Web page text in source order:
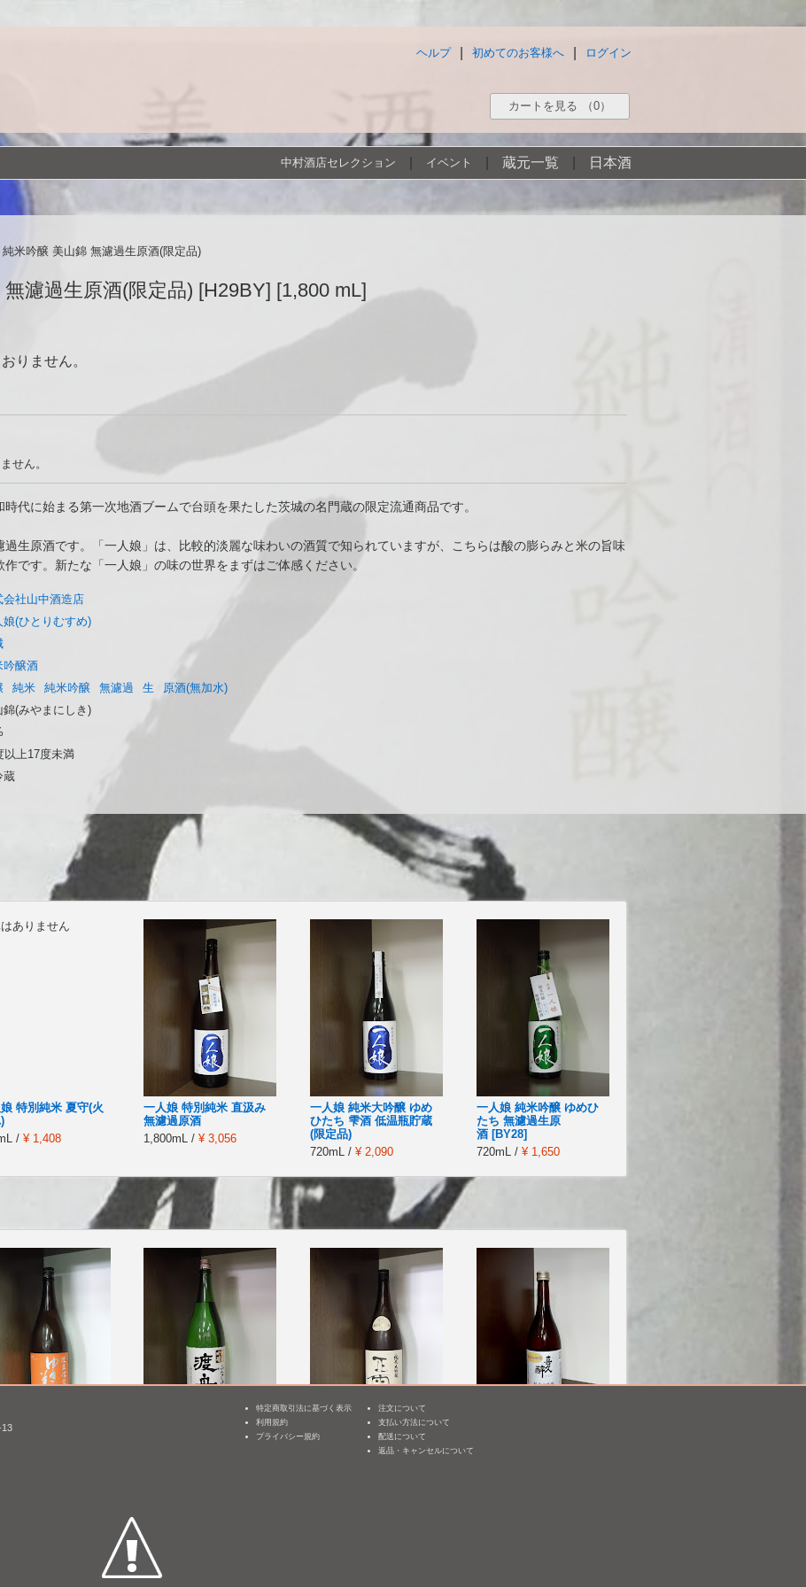
ログイン
初めてのお客様へ
ヘルプ
カートを見る （0）
中村酒店セレクション イベント 蔵元一覧 日本酒
米吟醸 美山錦 無濾過生原酒(限定品)
濾過生原酒(限定品) [H29BY] [1,800 mL]
りません。
せん。
代に始まる第一次地酒ブームで台頭を果たした茨城の名門蔵の限定流通商品です。
生原酒です。「一人娘」は、比較的淡麗な味わいの酒質で知られていますが、こちらは酸の膨らみと米の旨味
です。新たな「一人娘」の味の世界をまずはご体感ください。
会社山中酒造店
娘(ひとりむすめ)
吟醸酒
純米 純米吟醸 無濾過 生
原酒(無加水)
錦(みやまにしき)
以上17度未満
蔵
ありません
特別純米 夏守(火
/ ¥ 1,408
一人娘 特別純米 直汲み
無濾過原酒
1,800mL / ¥ 3,056
一人娘 純米大吟醸 ゆめ
ひたち 雫酒 低温瓶貯蔵
(限定品)
720mL / ¥ 2,090
一人娘 純米吟醸 ゆめひ
たち 無濾過生原
酒 [BY28]
720mL / ¥ 1,650
美人 純米吟醸 改
渡舟 純米吟醸 槽搾り
正雪 純米大吟醸 備前雄
13
特定商取引法に基づく表示
利用規約
プライバシー規約
注文について
支払い方法について
配送について
返品・キャンセルについて